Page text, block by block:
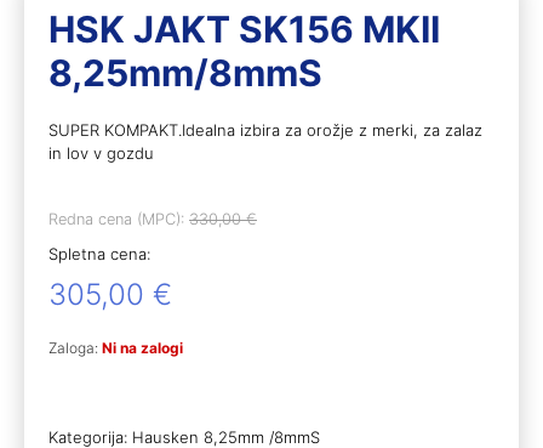
HSK JAKT SK156 MKII
8,25mm/8mmS
SUPER KOMPAKT.Idealna izbira za orožje z merki, za zalaz
in lov v gozdu
Redna cena (MPC): 330,00€
Spletna cena:
305,00 €
Zaloga: Ni na zalogi
Kategorija: Hausken 8,25mm /8mmS